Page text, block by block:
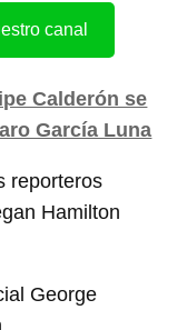
canal
Calderón se
García Luna
reporteros
Hamilton
George